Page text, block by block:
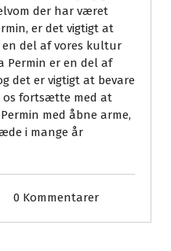
der har været
er det vigtigt at
del af vores kultur
Permin er en del af
det er vigtigt at bevare
os fortsætte med at
med åbne arme,
i mange år
0 Kommentarer